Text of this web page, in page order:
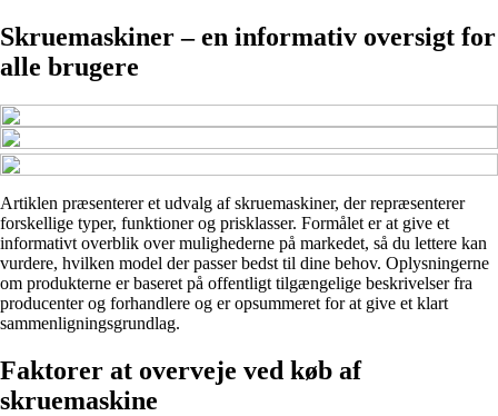
Skruemaskiner – en informativ oversigt for
alle brugere
Artiklen præsenterer et udvalg af skruemaskiner, der repræsenterer
forskellige typer, funktioner og prisklasser. Formålet er at give et
informativt overblik over mulighederne på markedet, så du lettere kan
vurdere, hvilken model der passer bedst til dine behov. Oplysningerne
om produkterne er baseret på offentligt tilgængelige beskrivelser fra
producenter og forhandlere og er opsummeret for at give et klart
sammenligningsgrundlag.
Faktorer at overveje ved køb af
skruemaskine